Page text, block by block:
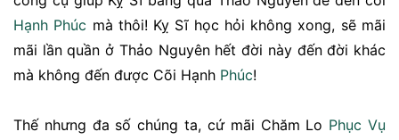
Hạnh Phúc mà thôi! Kỵ Sĩ học hỏi không xong, sẽ mãi
mãi lần quần ở Thảo Nguyên hết đời này đến đời khác
mà không đến được Cõi Hạnh Phúc!
Thế nhưng đa số chúng ta, cứ mãi Chăm Lo Phục Vụ